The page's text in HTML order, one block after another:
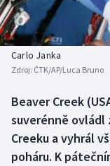
Baseball a softbal
Basketbal
Biatlon
Boby a skeleton
Box
Soutěže
Historické
Aplikace ČT sport
AZ kvíz
Carlo Janka
Zdroj: ČTK/AP/Luca Bruno
Beaver Creek
suverénně ovládl
Creeku a vyhrál
poháru. K